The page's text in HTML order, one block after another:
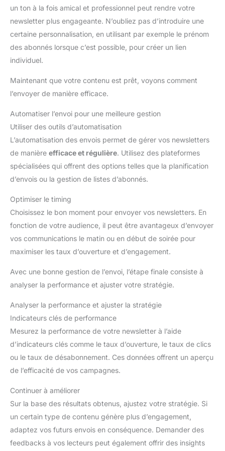
lumineuses. Elle est livrée avec
un film de protection d'écran à
3 couches qui empêche les
rayures sur l'écran. Cette
tablette Android de 10 pouces
est également équipée d'une
jusqu'à 8 heures d'autonomie
pouvez également utiliser le
port Type-C pour connecter une
souris et un clavier. Vous
êtes en déplacement.
【Le
cadeau idéal】Cette tablette
vous permet de profiter sans
de films, d'émissions de
télévision et de musique lors de
vos voyages ou de vos
déplacements professionnels.
vous rencontrez des problèmes
de qualité, veuillez nous
contacter en joignant vos
documents d'achat Amazon et
nous ferons tout notre possible
pour garantir votre satisfaction.
un ton à la fois amical et professionnel peut rendre votre
newsletter plus engageante. N’oubliez pas d’introduire une
certaine personnalisation, en utilisant par exemple le prénom
des abonnés lorsque c’est possible, pour créer un lien
individuel.
Maintenant que votre contenu est prêt, voyons comment
l’envoyer de manière efficace.
Automatiser l’envoi pour une meilleure gestion
Utiliser des outils d’automatisation
L’automatisation des envois permet de gérer vos newsletters
de manière efficace et régulière. Utilisez des plateformes
spécialisées qui offrent des options telles que la planification
d’envois ou la gestion de listes d’abonnés.
Optimiser le timing
Choisissez le bon moment pour envoyer vos newsletters. En
fonction de votre audience, il peut être avantageux d’envoyer
vos communications le matin ou en début de soirée pour
maximiser les taux d’ouverture et d’engagement.
Avec une bonne gestion de l’envoi, l’étape finale consiste à
analyser la performance et ajuster votre stratégie.
Analyser la performance et ajuster la stratégie
Indicateurs clés de performance
Mesurez la performance de votre newsletter à l’aide
d’indicateurs clés comme le taux d’ouverture, le taux de clics
ou le taux de désabonnement. Ces données offrent un aperçu
de l’efficacité de vos campagnes.
Continuer à améliorer
Sur la base des résultats obtenus, ajustez votre stratégie. Si
un certain type de contenu génère plus d’engagement,
adaptez vos futurs envois en conséquence. Demander des
feedbacks à vos lecteurs peut également offrir des insights